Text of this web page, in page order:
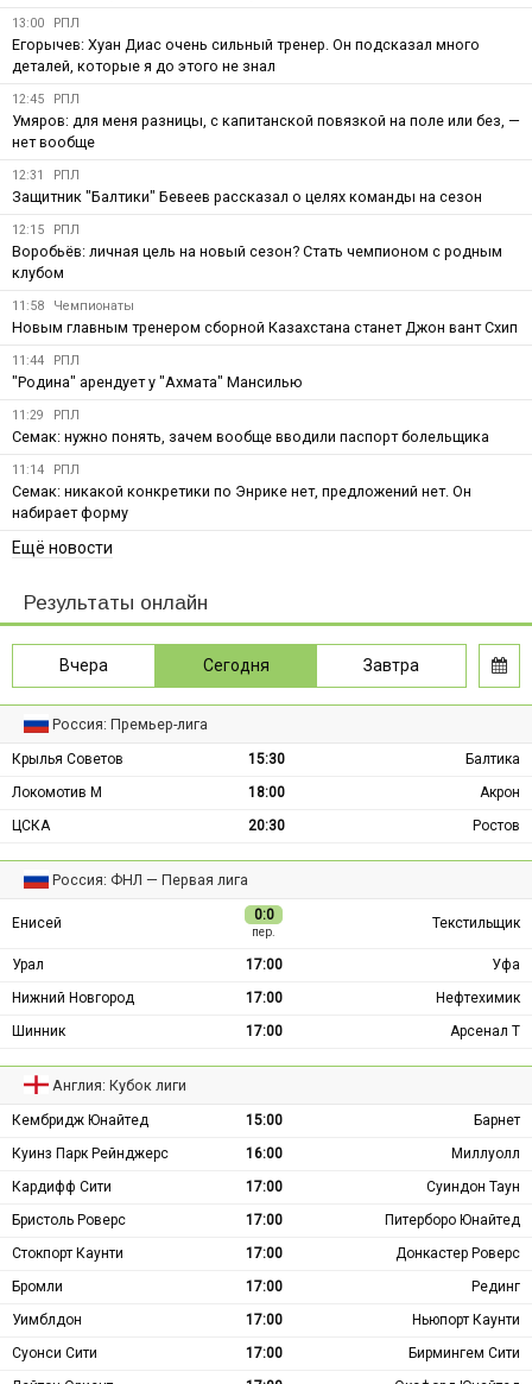
13:00 РПЛ
Егорычев: Хуан Диас очень сильный тренер. Он подсказал много
деталей, которые я до этого не знал
12:45 РПЛ
Умяров: для меня разницы, с капитанской повязкой на поле или без, —
нет вообще
12:31 РПЛ
Защитник "Балтики" Бевеев рассказал о целях команды на сезон
12:15 РПЛ
Воробьёв: личная цель на новый сезон? Стать чемпионом с родным
клубом
11:58 Чемпионаты
Новым главным тренером сборной Казахстана станет Джон вант Схип
11:44 РПЛ
"Родина" арендует у "Ахмата" Мансилью
11:29 РПЛ
Семак: нужно понять, зачем вообще вводили паспорт болельщика
11:14 РПЛ
Семак: никакой конкретики по Энрике нет, предложений нет. Он
набирает форму
Ещё новости
Результаты онлайн
Вчера Сегодня Завтра
Россия: Премьер-лига
Крылья Советов 15:30
Балтика
Локомотив М
18:00
Акрон
ЦСКА
20:30 Ростов
Россия: ФНЛ — Первая лига
Енисей 0:0
пер.
Текстильщик
Урал 17:00
Уфа
Нижний Новгород
17:00
Нефтехимик
Шинник
17:00 Арсенал Т
Англия: Кубок лиги
Кембридж Юнайтед 15:00
Барнет
Куинз Парк Рейнджерс
16:00
Миллуолл
Кардифф Сити
17:00
Суиндон Таун
Бристоль Роверс
17:00
Питерборо Юнайтед
Стокпорт Каунти
17:00
Донкастер Роверс
Бромли
17:00
Рединг
Уимблдон
17:00
Ньюпорт Каунти
Суонси Сити
17:00
Бирмингем Сити